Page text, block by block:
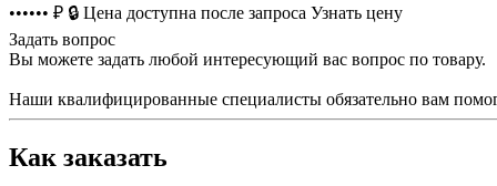
•••••• ₽ 🔒 Цена доступна после запроса Узнать цену
Задать вопрос
Вы можете задать любой интересующий вас вопрос по товару.
Наши квалифицированные специалисты обязательно вам
Как заказать